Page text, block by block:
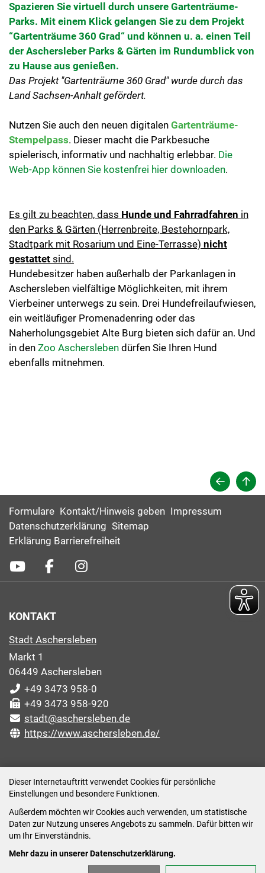
Dieser Internetauftritt verwendet Cookies für persönliche
Einstellungen und besondere Funktionen.
Außerdem möchten wir Cookies auch verwenden, um statistische
Daten zur Nutzung unseres Angebots zu sammeln. Dafür bitten wir
um Ihr Einverständnis.
Mehr dazu in unserer Datenschutzerklärung.
Spazieren Sie virtuell durch unsere Gartenträume-
Parks. Mit einem Klick gelangen Sie zu dem Projekt
“Gartenträume 360 Grad“ und können u. a. einen Teil
der Aschersleber Parks & Gärten im Rundumblick von
zu Hause aus genießen.
Das Projekt "Gartenträume 360 Grad" wurde durch das
Land Sachsen-Anhalt gefördert.
Nutzen Sie auch den neuen digitalen Gartenträume-
Stempelpass. Dieser macht die Parkbesuche
spielerisch, informativ und nachhaltig erlebbar. Die
Web-App können Sie kostenfrei hier downloaden.
Es gilt zu beachten, dass Hunde und Fahrradfahren in
den Parks & Gärten (Herrenbreite, Bestehornpark,
Stadtpark mit Rosarium und Eine-Terrasse) nicht
gestattet sind.
Hundebesitzer haben außerhalb der Parkanlagen in
Aschersleben vielfältige Möglichkeiten, mit ihrem
Vierbeiner unterwegs zu sein. Drei Hundefreilaufwiesen,
ein weitläufiger Promenadenring oder das
Naherholungsgebiet Alte Burg bieten sich dafür an. Und
in den Zoo Aschersleben dürfen Sie Ihren Hund
ebenfalls mitnehmen.
Formulare Kontakt/Hinweis geben Impressum
Datenschutzerklärung Sitemap
Erklärung Barrierefreiheit
KONTAKT
Stadt Aschersleben
Markt 1
06449 Aschersleben
+49 3473 958-0
+49 3473 958-920
stadt@aschersleben.de
https://www.aschersleben.de/
Montag: 09:00-12:00 /14:00-15:00 Uhr
Dienstag: 09:00-12:00 /14:00-16:00 Uhr
Mittwoch: 09:00 - 12:00 Uhr (nach vorheriger
Donnerstag: 09:00-12:00 /14:00-18:00 Uhr